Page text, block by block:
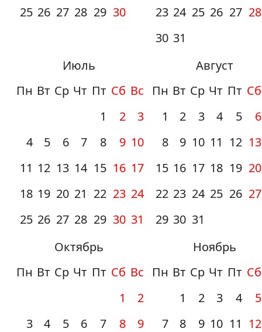
25 26 27 28 29 30
23 24 25 26 27 28
30 31
Июль
Пн Вт Ср Чт Пт Сб Вс
1
2
3
4
5 6 7 8 9 10
11 12 13 14 15 16 17
18 19 20 21 22 23 24
25 26 27 28 29 30 31
Август
Пн Вт Ср Чт Пт Сб
1
2 3 4 5
6
8
9 10 11 12 13
15 16 17 18 19 20
22 23 24 25 26 27
29 30 31
Октябрь
Пн Вт Ср Чт Пт Сб Вс
1
2
3
4 5 6 7 8
9
Ноябрь
Пн Вт Ср Чт Пт Сб
1
2 3 4
5
7
8 9 10 11
12